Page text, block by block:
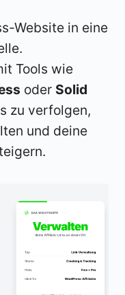
Website in eine
Tools wie
oder Solid
zu verfolgen,
und deine